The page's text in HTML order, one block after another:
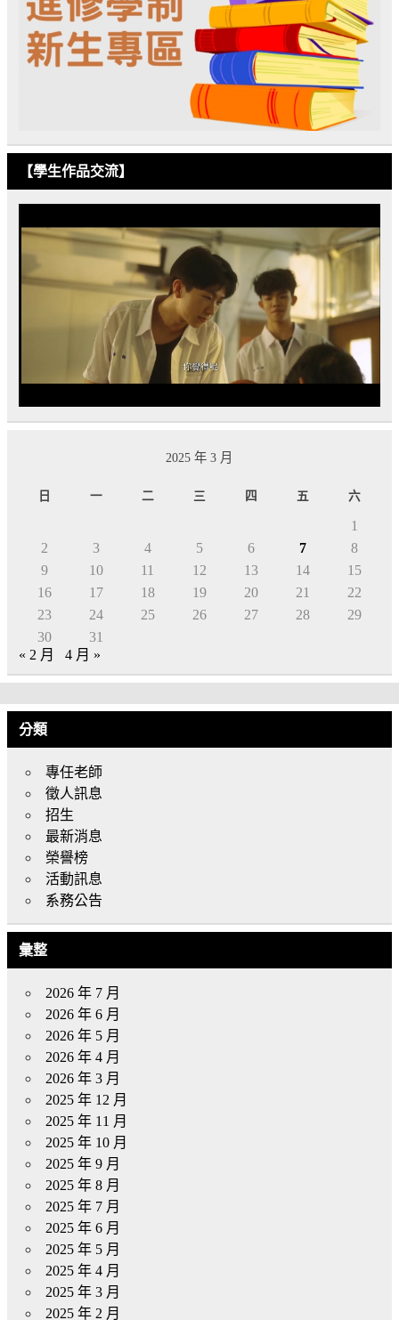
【學生作品交流】
2025 年 3 月
日 一 二 三 四 五 六
1
2
3 4 5 6 7
8
9
10 11 12 13 14
15
16
17 18 19 20 21
22
23
24 25 26 27 28
29
30
31
« 2 月
4 月 »
分類
專任老師
徵人訊息
招生
最新消息
榮譽榜
活動訊息
系務公告
彙整
2026 年 7 月
2026 年 6 月
2026 年 5 月
2026 年 4 月
2026 年 3 月
2025 年 12 月
2025 年 11 月
2025 年 10 月
2025 年 9 月
2025 年 8 月
2025 年 7 月
2025 年 6 月
2025 年 5 月
2025 年 4 月
2025 年 3 月
2025 年 2 月